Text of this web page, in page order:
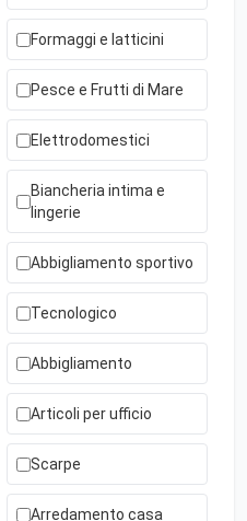
Formaggi e latticini
Pesce e Frutti di Mare
Elettrodomestici
Biancheria intima e
lingerie
Abbigliamento sportivo
Tecnologico
Abbigliamento
Articoli per ufficio
Scarpe
Arredamento casa